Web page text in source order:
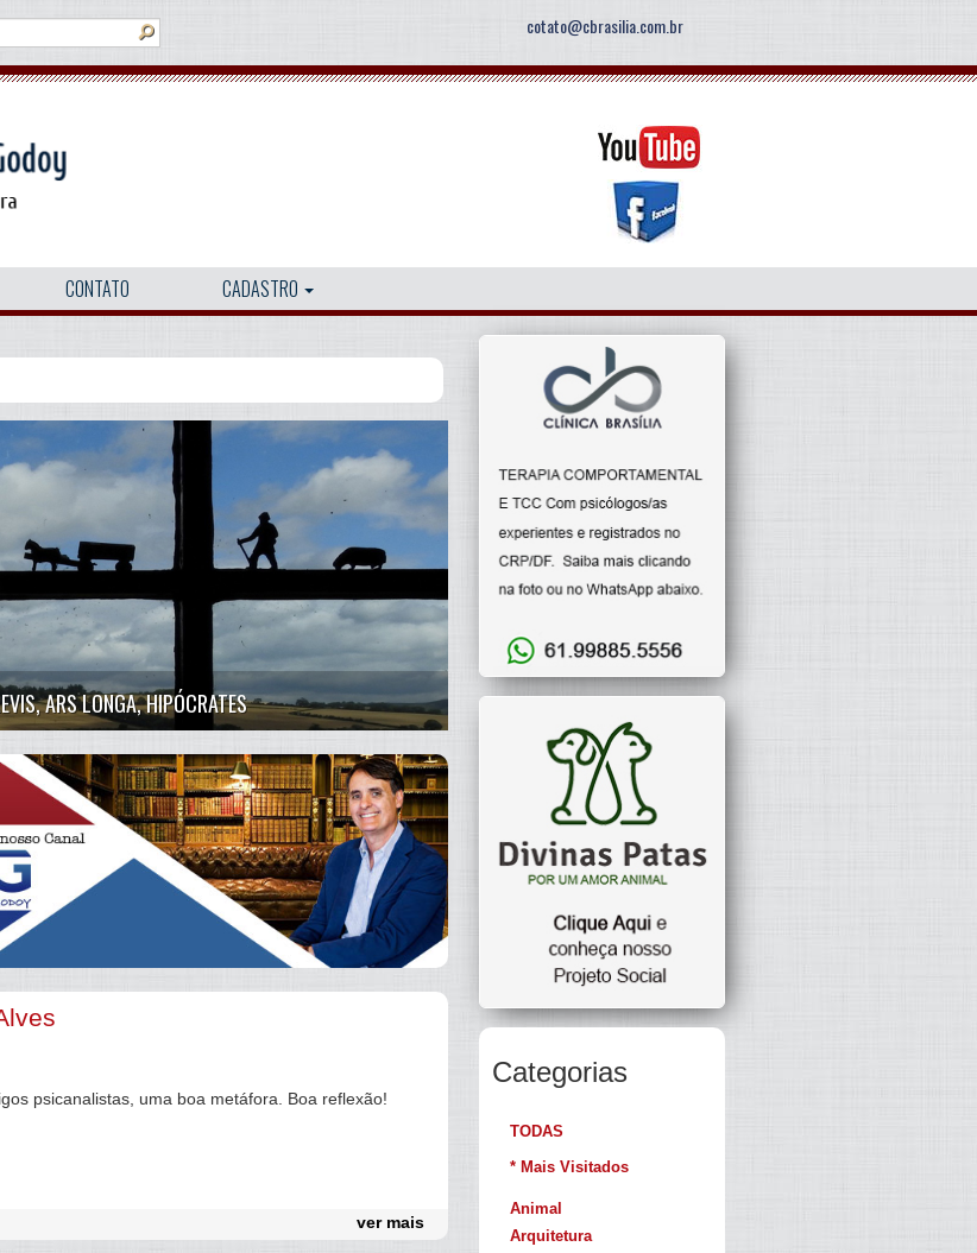
cotato@cbrasilia.com.br
CONTATO CADASTRO
ARS LONGA, HIPÓCRATES
psicanalistas, uma boa metáfora. Boa reflexão!
ver mais
Categorias
TODAS
* Mais Visitados
Animal
Arquitetura